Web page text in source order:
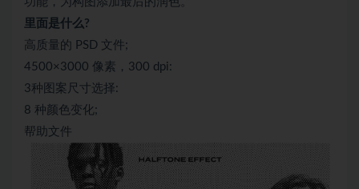
里面是什么?
高质量的 PSD 文件;
4500×3000 像素，300 dpi:
3种图案尺寸选择:
8 种颜色变化;
帮助文件